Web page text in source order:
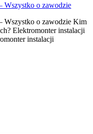
Wszystko o zawodzie
Wszystko o zawodzie Kim
Elektromonter instalacji
instalacji